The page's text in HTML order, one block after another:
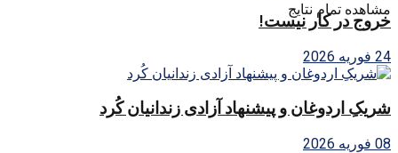
مشاهده تمام نتایج
خروج در کار نیست!
24 فوریه 2026
شریکِ اردوغان و پیشنهاد آزادی زندانیان کُرد
08 فوریه 2026